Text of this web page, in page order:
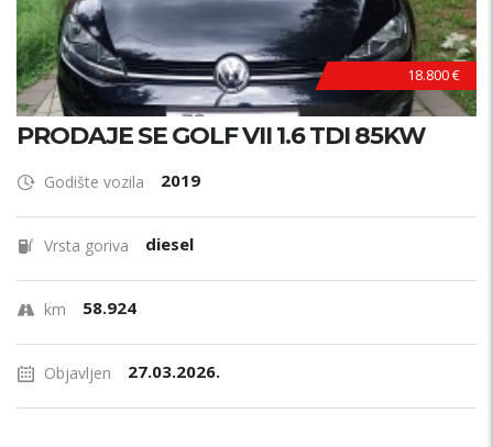
18.800 €
PRODAJE SE GOLF VII 1.6 TDI 85KW
Godište vozila 2019
Vrsta goriva diesel
km 58.924
Objavljen 27.03.2026.